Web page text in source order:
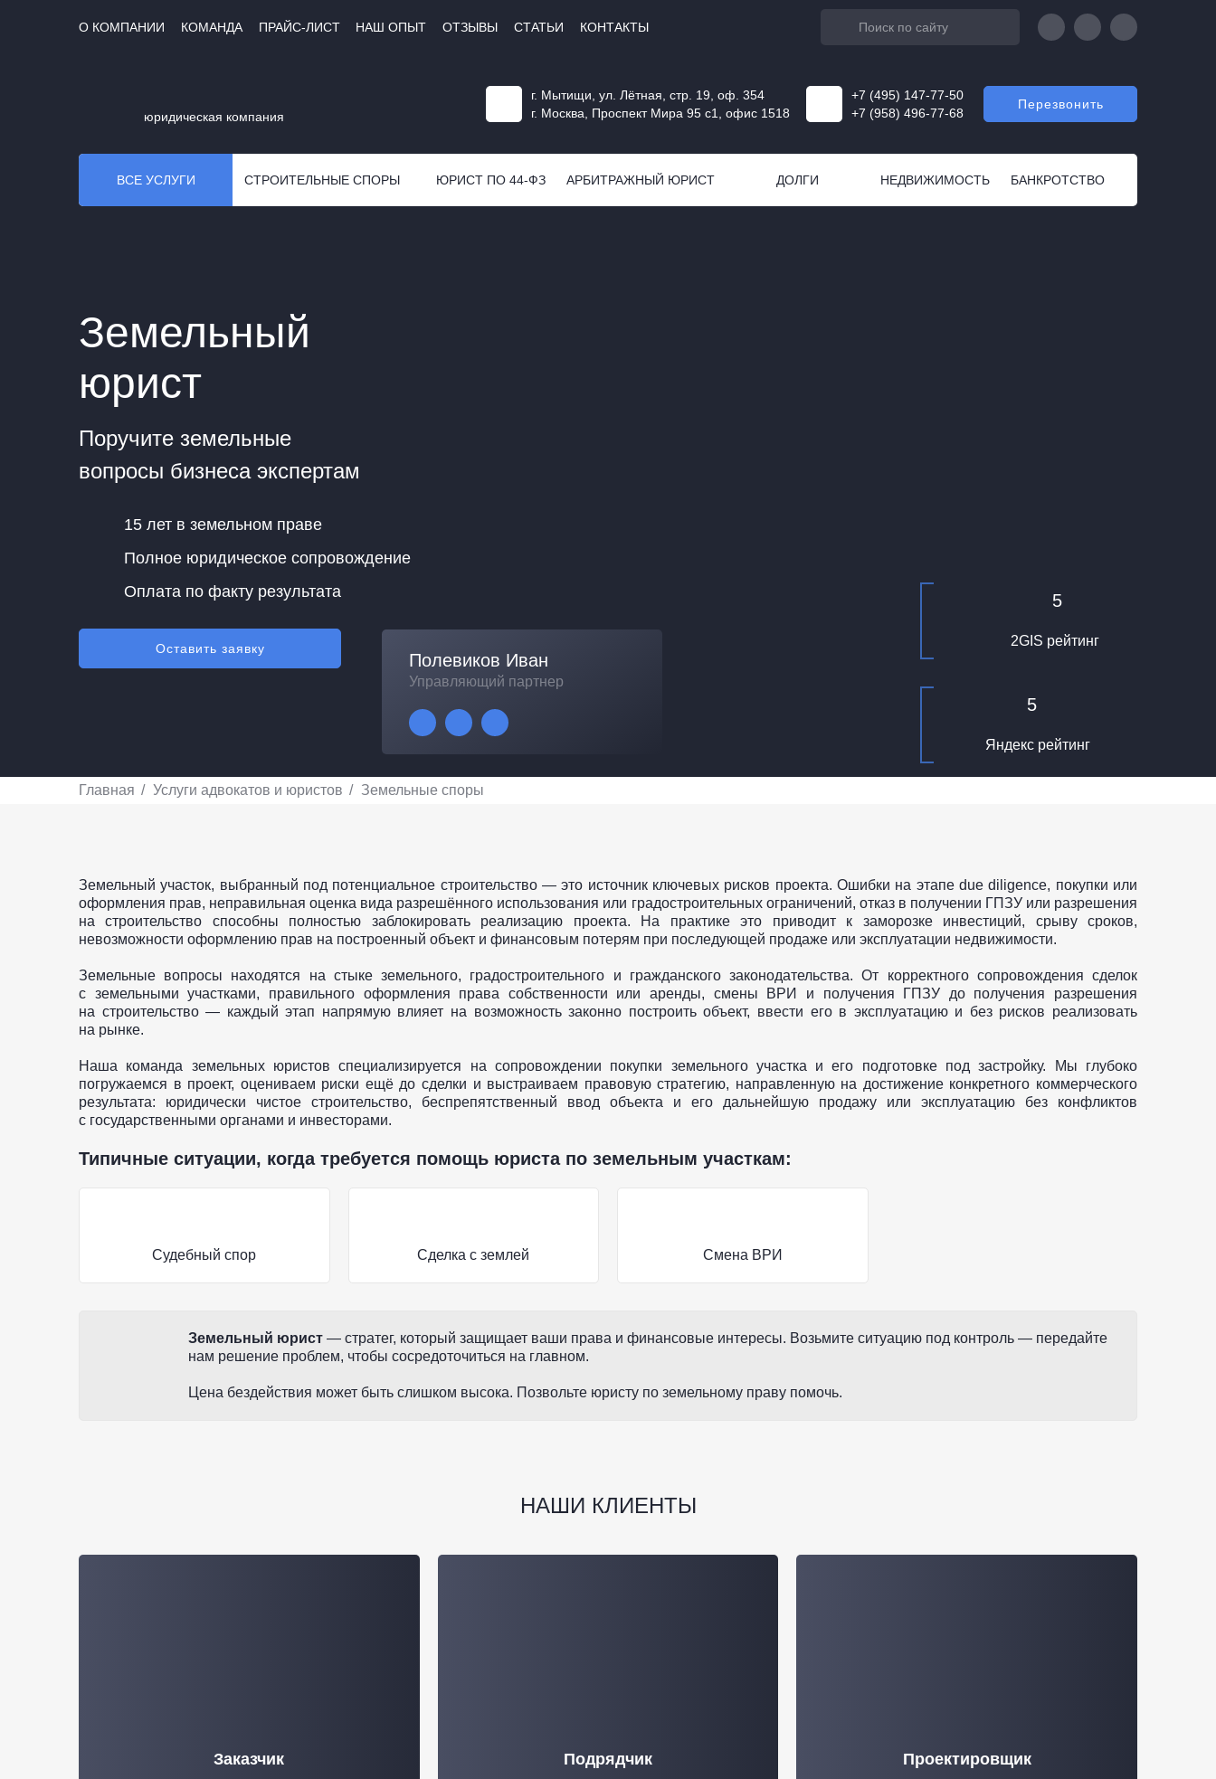
О КОМПАНИИ КОМАНДА ПРАЙС-ЛИСТ НАШ ОПЫТ ОТЗЫВЫ СТАТЬИ КОНТАКТЫ
юридическая компания
г. Мытищи, ул. Лётная, стр. 19, оф. 354
г. Москва, Проспект Мира 95 с1, офис 1518
+7 (495) 147-77-50
+7 (958) 496-77-68
Перезвонить
ВСЕ УСЛУГИ СТРОИТЕЛЬНЫЕ СПОРЫ ЮРИСТ ПО 44-ФЗ АРБИТРАЖНЫЙ ЮРИСТ ДОЛГИ НЕДВИЖИМОСТЬ БАНКРОТСТВО
Земельный
юрист
Поручите земельные
вопросы бизнеса экспертам
15 лет в земельном праве
Полное юридическое сопровождение
Оплата по факту результата
Оставить заявку
5
2GIS рейтинг
5
Яндекс рейтинг
Полевиков Иван
Управляющий партнер
Главная Услуги адвокатов и юристов Земельные споры
Земельный участок, выбранный под потенциальное строительство — это источник ключевых рисков проекта. Ошибки на этапе due diligence, покупки или
оформления прав, неправильная оценка вида разрешённого использования или градостроительных ограничений, отказ в получении ГПЗУ или разрешения
на строительство способны полностью заблокировать реализацию проекта. На практике это приводит к заморозке инвестиций, срыву сроков,
невозможности оформлению прав на построенный объект и финансовым потерям при последующей продаже или эксплуатации недвижимости.
Земельные вопросы находятся на стыке земельного, градостроительного и гражданского законодательства. От корректного сопровождения сделок
с земельными участками, правильного оформления права собственности или аренды, смены ВРИ и получения ГПЗУ до получения разрешения
на строительство — каждый этап напрямую влияет на возможность законно построить объект, ввести его в эксплуатацию и без рисков реализовать
на рынке.
Наша команда земельных юристов специализируется на сопровождении покупки земельного участка и его подготовке под застройку. Мы глубоко
погружаемся в проект, оцениваем риски ещё до сделки и выстраиваем правовую стратегию, направленную на достижение конкретного коммерческого
результата: юридически чистое строительство, беспрепятственный ввод объекта и его дальнейшую продажу или эксплуатацию без конфликтов
с государственными органами и инвесторами.
Типичные ситуации, когда требуется помощь юриста по земельным участкам:
Судебный спор Сделка с землей Смена ВРИ
Земельный юрист — стратег, который защищает ваши права и финансовые интересы. Возьмите ситуацию под контроль — передайте
нам решение проблем, чтобы сосредоточиться на главном.
Цена бездействия может быть слишком высока. Позвольте юристу по земельному праву помочь.
НАШИ КЛИЕНТЫ
Заказчик Подрядчик Проектировщик